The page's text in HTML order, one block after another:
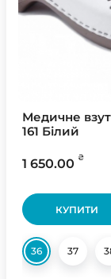
Медичне
161 Білий
1 650.00 ₴
КУПИТИ
36 37